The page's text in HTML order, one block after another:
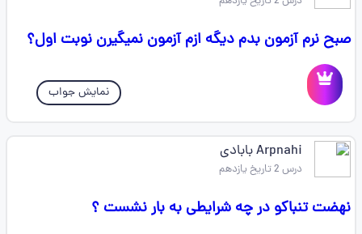
صبح نرم آزمون بدم دیگه ازم آزمون نمیگیرن نوبت اول؟
نمایش جواب
Arpnahi بابادی
درس 2 تاریخ یازدهم
نهضت تنباکو در چه شرایطی به بار نشست ؟